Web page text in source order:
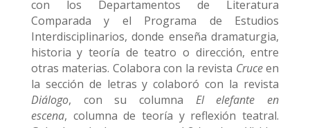
con los Departamentos de Literatura
Comparada y el Programa de Estudios
Interdisciplinarios, donde enseña dramaturgia,
historia y teoría de teatro o dirección, entre
otras materias. Colabora con la revista Cruceen
la sección de letras y colaboró con la revista
Diálogo, con su columna El elefante en
escena, columna de teoría y reflexión teatral.